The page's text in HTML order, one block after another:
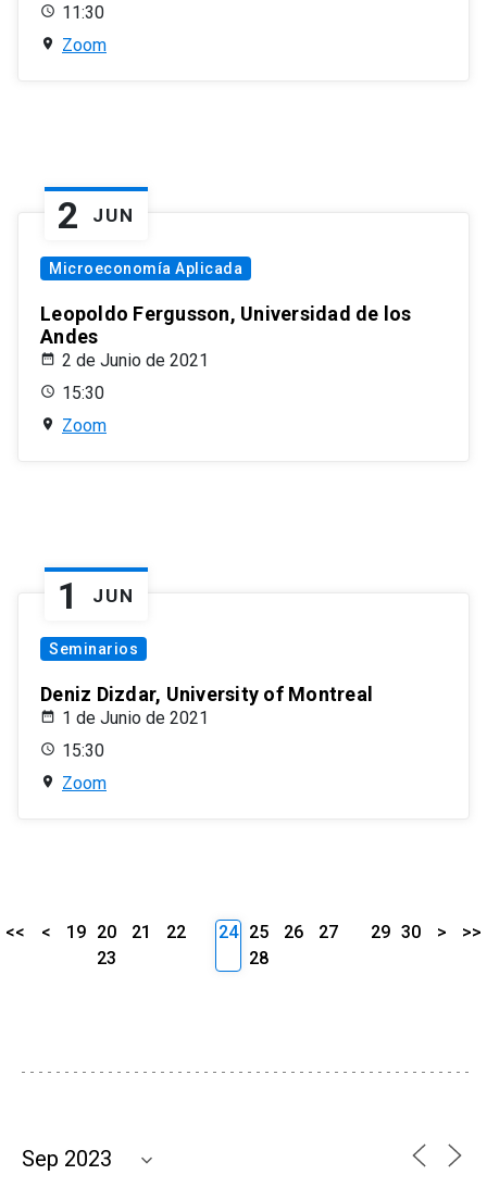
11:30
Zoom
2 JUN
Microeconomía Aplicada
Leopoldo Fergusson, Universidad de los
Andes
2 de Junio de 2021
15:30
Zoom
1 JUN
Seminarios
Deniz Dizdar, University of Montreal
1 de Junio de 2021
15:30
Zoom
<< < 19 20 21
22
23
24 25 26
27
28
29 30 > >>